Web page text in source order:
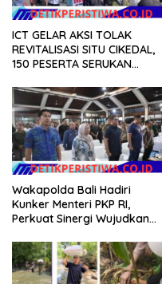
ICT GELAR AKSI TOLAK
REVITALISASI SITU CIKEDAL,
150 PESERTA SERUKAN
Wakapolda Bali Hadiri
Kunker Menteri PKP RI,
Perkuat Sinergi Wujudkan
Masyarakat